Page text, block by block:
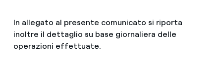
In allegato al presente comunicato si riporta
inoltre il dettaglio su base giornaliera delle
operazioni effettuate.